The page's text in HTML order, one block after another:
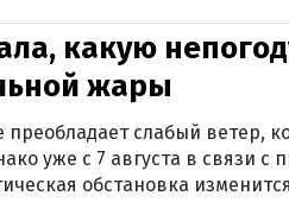
какую
жары
слабый ветер,
уже с 7 августа в связи с
обстановка